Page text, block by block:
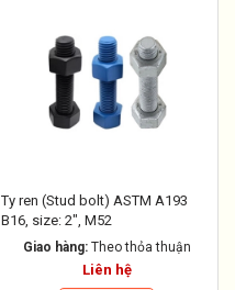
Ty ren (Stud bolt) ASTM A193
B16, size: 2", M52
Giao hàng: Theo thỏa thuận
Liên hệ